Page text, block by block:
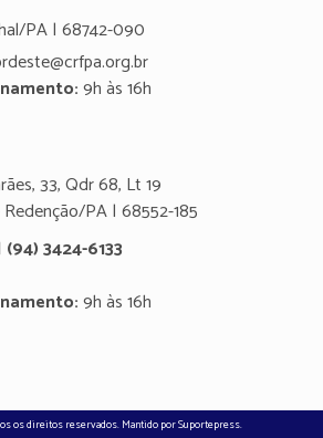
PA | 68742-090
9h às 16h
33, Qdr 68, Lt 19
PA | 68552-185
3424-6133
9h às 16h
os direitos reservados. Mantido porSuportepress.